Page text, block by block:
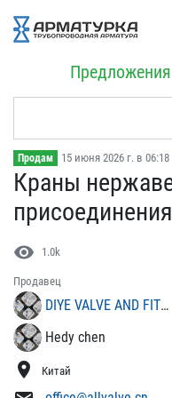
Предложения
Продам 15 июня 2026 г. в 06:18
Краны
visibility 1.0k
Продавец
DIYE VALVE AND FITTINGS
Hedy chen
location_on Китай